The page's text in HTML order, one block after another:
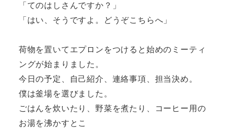
「てのはしさんですか？」
「はい、そうですよ。どうぞこちらへ」
荷物を置いてエプロンをつけると始めのミーティ
ングが始まりました。
今日の予定、自己紹介、連絡事項、担当決め。
僕は釜場を選びました。
ごはんを炊いたり、野菜を煮たり、コーヒー用の
お湯を沸かすとこ